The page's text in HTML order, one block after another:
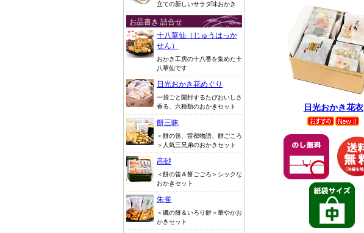
立ての新しいサラダ味おかき
お品書き 詰合せ
十八華仙（じゅうはっか
せん）
おかき工房の十八番を集めた十
八華仙です
日光おかき花めぐり
一袋ごと開封するたびおいしさ
香る、六種類のおかきセット
餅三昧
＜餅の笛、雷都物語、餅ごころ
＞人気三兄弟のおかきセット
高砂
＜餅の笛＆餅ごごろ＞シックな
おかきセット
朱雀
＜磯の餅＆いろり餅＞華やかお
かきセット
日光おかき花衣